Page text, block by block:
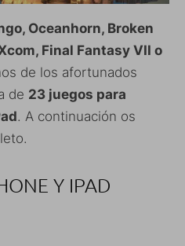
Oceanhorn, Broken
Final Fantasy VII o
de los afortunados
de 23 juegos para
. A continuación os
Y IPAD